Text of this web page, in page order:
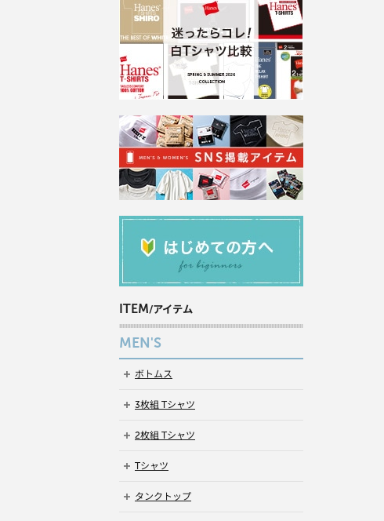
ITEM/アイテム
MEN'S
ボトムス
3枚組 Tシャツ
2枚組 Tシャツ
Tシャツ
タンクトップ